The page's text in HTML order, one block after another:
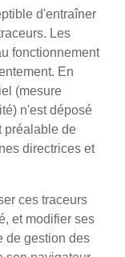
d'entraîner
Les
fonctionnement
En
(mesure
n'est déposé
préalable de
directrices et
ces traceurs
et modifier ses
de gestion des